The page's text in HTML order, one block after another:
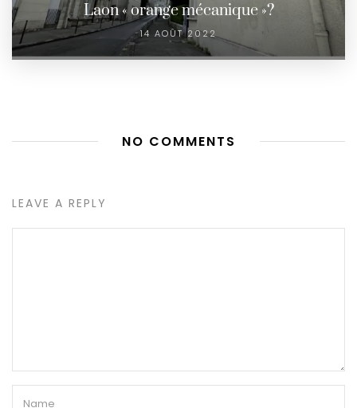
Laon « orange mécanique »?
14 AOÛT 2022
NO COMMENTS
LEAVE A REPLY